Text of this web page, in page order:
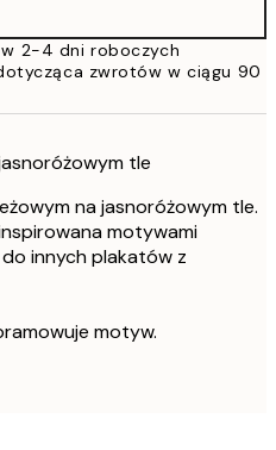
2-4 dni roboczych
zwrotów w ciągu 90
tle
na jasnoróżowym tle.
motywami
innych plakatów z
motyw.